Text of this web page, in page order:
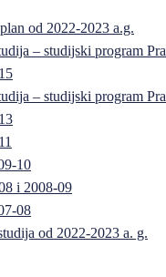
od 2022-2023 a.g.
– studijski program
– studijski program
10
i 2008-09
08
od 2022-2023 a. g.